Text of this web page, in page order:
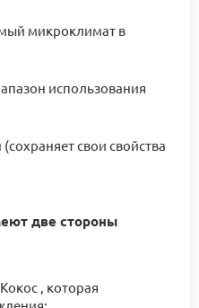
микроклимат в
использования
свои свойства
две стороны
, которая